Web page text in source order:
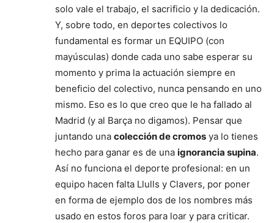
solo vale el trabajo, el sacrificio y la dedicación.
Y, sobre todo, en deportes colectivos lo
fundamental es formar un EQUIPO (con
mayúsculas) donde cada uno sabe esperar su
momento y prima la actuación siempre en
beneficio del colectivo, nunca pensando en uno
mismo. Eso es lo que creo que le ha fallado al
Madrid (y al Barça no digamos). Pensar que
juntando una colección de cromos ya lo tienes
hecho para ganar es de una ignorancia supina.
Así no funciona el deporte profesional: en un
equipo hacen falta Llulls y Clavers, por poner
en forma de ejemplo dos de los nombres más
usado en estos foros para loar y para criticar.